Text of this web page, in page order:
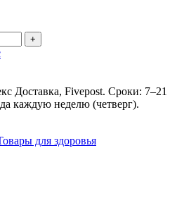
Доставка, Fivepost. Сроки: 7–21
каждую неделю (четверг).
для здоровья